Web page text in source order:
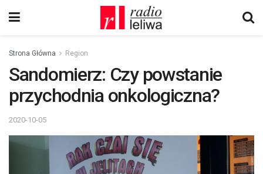
Strona Główna Region
Sandomierz: Czy powstanie
przychodnia onkologiczna?
2020-10-05